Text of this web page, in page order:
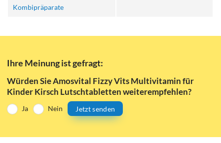
Kombipräparate
Ihre Meinung ist gefragt:
Würden Sie Amosvital Fizzy Vits Multivitamin für
Kinder Kirsch Lutschtabletten weiterempfehlen?
Ja Nein Jetzt senden